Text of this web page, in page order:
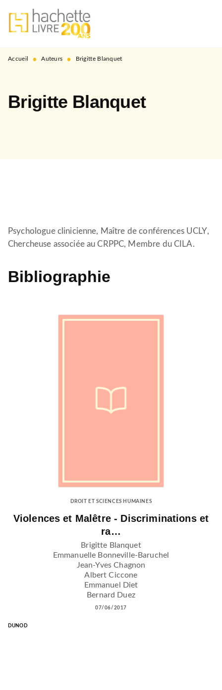
MENU RECHERCHE
PIED DE PAGE
Accueil • Auteurs • Brigitte Blanquet
Brigitte Blanquet
Psychologue clinicienne, Maître de conférences UCLY,
Chercheuse associée au CRPPC, Membre du CILA.
Bibliographie
DROIT ET SCIENCES HUMAINES
Violences et Malêtre - Discriminations et
ra…
Brigitte Blanquet
Emmanuelle Bonneville-Baruchel
Jean-Yves Chagnon
Albert Ciccone
Emmanuel Diet
Bernard Duez
07/06/2017
DUNOD